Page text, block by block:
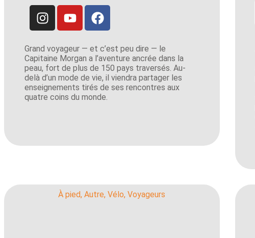
Grand voyageur — et c’est peu dire — le
Capitaine Morgan a l’aventure ancrée dans la
peau, fort de plus de 150 pays traversés. Au-
delà d’un mode de vie, il viendra partager les
enseignements tirés de ses rencontres aux
quatre coins du monde.
À pied,Autre,Vélo,Voyageurs